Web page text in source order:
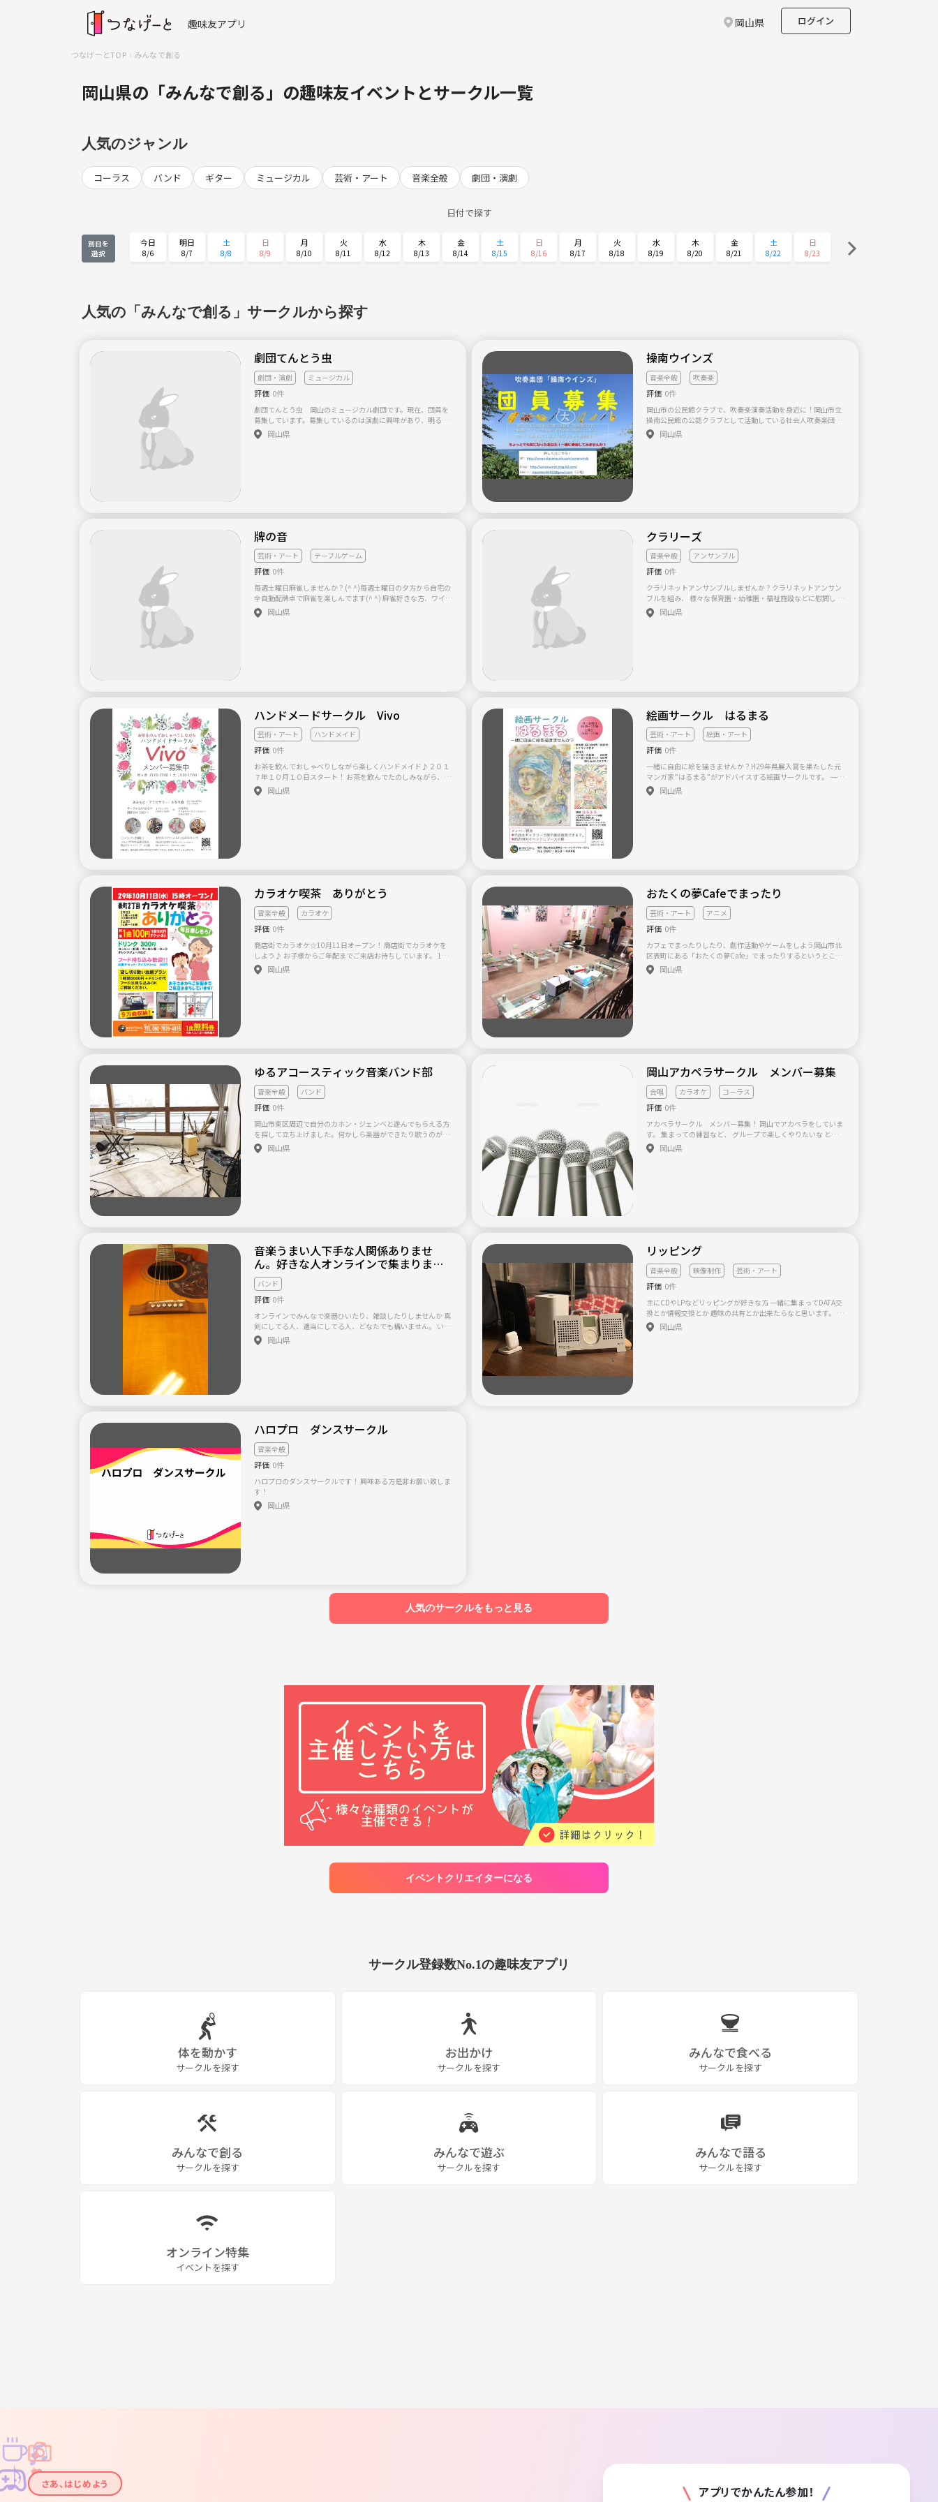
趣味友アプリ 岡山県 ログイン
つなげーとTOP みんなで創る
岡山県の「みんなで創る」の趣味友イベントとサークル一覧
人気のジャンル
コーラス バンド ギター ミュージカル 芸術・アート 音楽全般 劇団・演劇
日付で探す
別日を
選択
今日
8/6
明日
8/7
土
8/8
日
8/9
月
8/10
火
8/11
水
8/12
木
8/13
金
8/14
土
8/15
日
8/16
月
8/17
火
8/18
水
8/19
木
8/20
金
8/21
土
8/22
日
8/23
人気の「みんなで創る」サークルから探す
劇団てんとう虫
劇団・演劇 ミュージカル
評価 0件
劇団てんとう虫 岡山のミュージカル劇団です。現在、団員を
募集しています。募集しているのは演劇に興味があり、明るく
元気で表現力豊かな人です。経験は問いません。ミュージカル
に興味がある方は、随時 募集しておりますので、ぜひご応募く
岡山県
操南ウインズ
音楽全般 吹奏楽
評価 0件
岡山市の公民館クラブで、吹奏楽演奏活動を身近に！岡山市立
操南公民館の公認クラブとして活動している社会人吹奏楽団で
す。約30人で、土曜日の夜に公民館の一室をお借りして楽しく
合奏しています！公民館内での小さなコンサートや公民館祭り
岡山県
牌の音
芸術・アート テーブルゲーム
評価 0件
毎週土曜日麻雀しませんか？(^ ^)毎週土曜日の夕方から自宅の
全自動配牌卓で麻雀を楽しんでます(^ ^) 麻雀好きな方、ワイワ
イ楽しく遊びましょう。
岡山県
クラリーズ
音楽全般 アンサンブル
評価 0件
クラリネットアンサンブルしませんか？クラリネットアンサン
ブルを組み、 様々な保育園・幼稚園・福祉施設などに慰問し 演
奏しませんか？？ ボランティア活動を実践したいです！
岡山県
ハンドメードサークル Vivo
芸術・アート ハンドメイド
評価 0件
お茶を飲んでおしゃべりしながら楽しくハンドメイド♪２０１
７年１０月１０日スタート！ お茶を飲んでたのしみながら、編
み物・プラバン・さをり織りで、アクセサリーや雑貨制作をし
てみませんか？ さをり織りは要予約。１日１名限定です。 材料
岡山県
絵画サークル はるまる
芸術・アート 絵画・アート
評価 0件
一緒に自由に絵を描きませんか？H29年県展入賞を果たした元
マンガ家”はるまる”がアドバイスする絵画サークルです。 一度
目にすると忘れられない作品を描くはるまると一緒に描いてみ
ませんか？ 特典として完成した作品は商店街での展示またはギ
岡山県
カラオケ喫茶 ありがとう
音楽全般 カラオケ
評価 0件
商店街でカラオケ☆10月11日オープン！ 商店街でカラオケを
しよう♪ お子様からご年配までご来店お待ちしています。 1曲
１００円、ドリンク３００円 フード持込歓迎！ 貸し切り歌い
放題プラン --１時間２０００円＋ドリンク代、フード持込Ｏ
岡山県
おたくの夢Cafeでまったり
芸術・アート アニメ
評価 0件
カフェでまったりしたり、創作活動やゲームをしよう岡山市北
区表町にある「おたくの夢Cafe」でまったりするというところ
です。 Cafeには時間制限がないのでゆっくり過ごせます。 ま
た、グッズ制作のお手伝いや、レンタルスペースによる自作グ
岡山県
ゆるアコースティック音楽バンド部
音楽全般 バンド
評価 0件
岡山市東区周辺で自分のカホン・ジェンベと遊んでもらえる方
を探して立ち上げました。何かしら楽器ができたり歌うのが好
きだったり、打楽器に興味がある方なら誰でも歓迎です。
岡山県
岡山アカペラサークル メンバー募集
合唱 カラオケ コーラス
評価 0件
アカペラサークル メンバー募集！ 岡山でアカペラをしていま
す。 集まっての練習など、 グループで楽しくやりたいな といっ
たものです。 もちろん、イベントや発表会の場への 参加もでき
ます。 といってもまだまだ少人数です。 興味はあるけど、経験
音楽#合唱#バンド#ボーカル#コーラス#ボイパ#アカペラ#ミュ
岡山県
音楽うまい人下手な人関係ありませ
ん。好きな人オンラインで集まりませ
んか？
バンド
評価 0件
オンラインでみんなで楽器ひいたり、雑談したりしませんか 真
剣にしてる人、適当にしてる人、どなたでも構いません。 いき
なり弾きだしてもかまいません（笑）(^^)。 自分のペースでお
酒飲みながらゆっくりお話ししに来てください 。 それでは
岡山県
リッピング
音楽全般 映像制作 芸術・アート
評価 0件
主にCDやLPなどリッピングが好きな方 一緒に集まってDATA交
換とか情報交換とか 趣味の共有とか出来たらなと思います。 46
49 なんで集まれればどこでも良き 考えなんでファミレスとか
で考えてます。
岡山県
ハロプロ ダンスサークル
音楽全般
評価 0件
ハロプロのダンスサークルです！ 興味ある方是非お願い致しま
す！
岡山県
人気のサークルをもっと見る
イベントクリエイターになる
サークル登録数No.1の趣味友アプリ
体を動かす
サークルを探す
お出かけ
サークルを探す
みんなで食べる
サークルを探す
みんなで創る
サークルを探す
みんなで遊ぶ
サークルを探す
みんなで語る
サークルを探す
オンライン特集
イベントを探す
✦
✦
✧
✧
♪
♫
さあ、はじめよう
アプリでかんたん参加！